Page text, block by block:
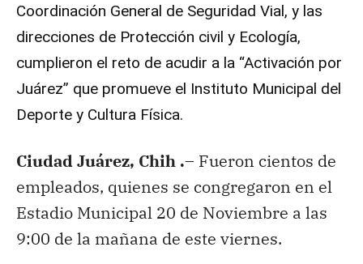
Coordinación General de Seguridad Vial, y las
direcciones de Protección civil y Ecología,
cumplieron el reto de acudir a la “Activación por
Juárez” que promueve el Instituto Municipal del
Deporte y Cultura Física.
Ciudad Juárez, Chih .– Fueron cientos de
empleados, quienes se congregaron en el
Estadio Municipal 20 de Noviembre a las
9:00 de la mañana de este viernes.